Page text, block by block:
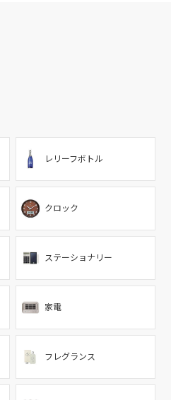
レリーフボトル
クロック
ステーショナリー
家電
フレグランス